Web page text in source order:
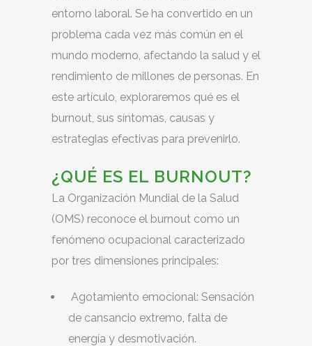
entorno laboral. Se ha convertido en un
problema cada vez más común en el
mundo moderno, afectando la salud y el
rendimiento de millones de personas. En
este artículo, exploraremos qué es el
burnout, sus síntomas, causas y
estrategias efectivas para prevenirlo.
¿QUÉ ES EL BURNOUT?
La Organización Mundial de la Salud
(OMS) reconoce el burnout como un
fenómeno ocupacional caracterizado
por tres dimensiones principales:
Agotamiento emocional: Sensación
de cansancio extremo, falta de
energía y desmotivación.